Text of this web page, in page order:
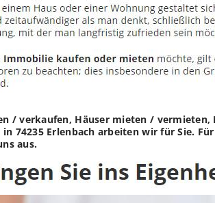
/ verkaufen, Häuser mieten / vermieten,
in 74235 Erlenbach arbeiten wir für Sie.
aus.